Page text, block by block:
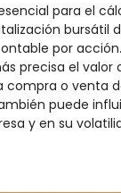
para el
bursátil
por
precisa el valor
compra o venta
puede
y en su